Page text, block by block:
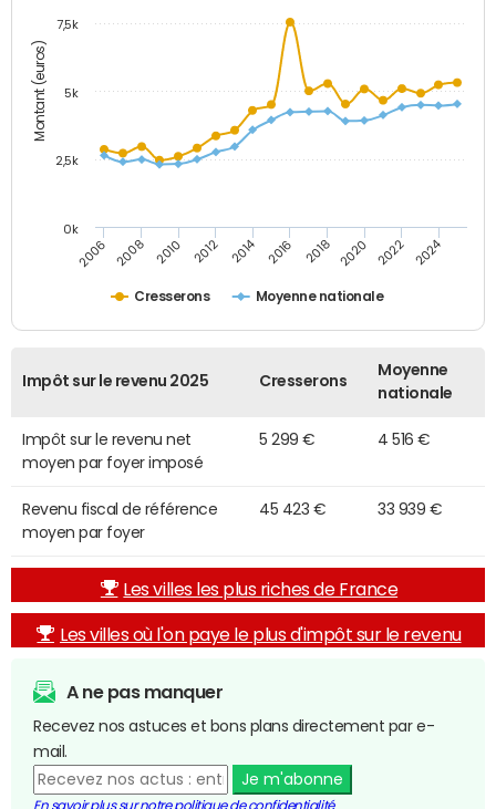
Montant (euros)
Cresserons Moyenne nationale
2006 2008 2010 2012 2014 2016 2018 2020 2022 2024
0k
2,5k
5k
7,5k
Impôt sur le revenu 2025 Cresserons
Moyenne
nationale
Impôt sur le revenu net
moyen par foyer imposé
5 299 € 4 516 €
Revenu fiscal de référence
moyen par foyer
45 423 € 33 939 €
Les villes les plus riches de France
Les villes où l'on paye le plus d'impôt sur le revenu
A ne pas manquer
Recevez nos astuces et bons plans directement par e-
mail.
Je m'abonne
En savoir plus sur notre politique de confidentialité